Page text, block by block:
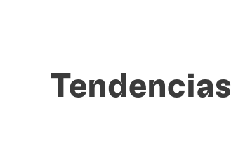
Tendencias